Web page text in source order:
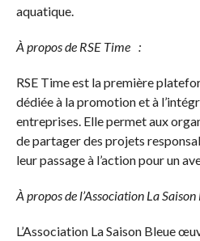
aquatique.
À propos de RSE Time :
RSE Time est la première
dédiée à la promotion et à
entreprises. Elle permet aux
de partager des projets
leur passage à l’action pour un
À propos de l’Association La Saison
L’Association La Saison Bleue